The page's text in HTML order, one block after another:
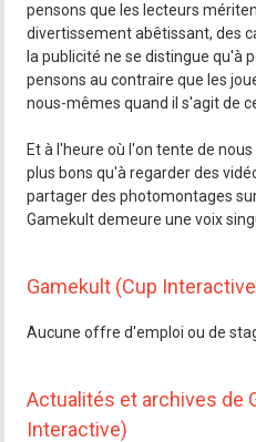
pensons que les lecteurs
divertissement abêtissant, des
la publicité ne se distingue qu'à
pensons au contraire que les
nous-mêmes quand il s'agit de
Et à l'heure où l'on tente de
plus bons qu'à regarder des
partager des photomontages
Gamekult demeure une voix
Gamekult (Cup
Aucune offre d'emploi ou de
Actualités et archives de
Interactive)